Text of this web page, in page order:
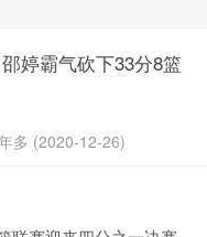
婷霸气砍下33分8篮
多 (2020-12-26)